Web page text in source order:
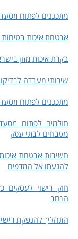
מתכננים לפתוח
אבטחת איכות בטיחות
בקרת איכות מזון
שירותי מעבדה
מתכננים לפתוח
חולמים לפתוח
מטבחים לבתי עסק
חשיבות אבטחת
להגעתו אל המדפים
חוק רישוי לעסקים
הרחב
התהליך להנפקת